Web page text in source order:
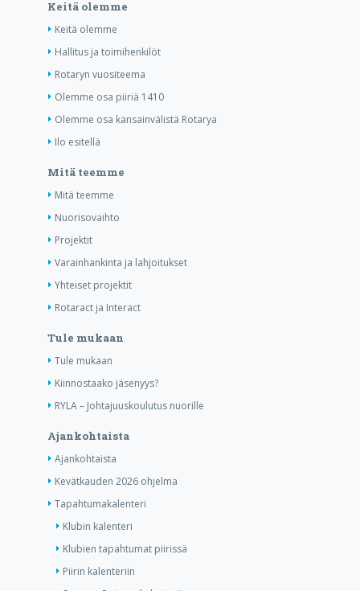
Keitä olemme
Keitä olemme
Hallitus ja toimihenkilöt
Rotaryn vuositeema
Olemme osa piiriä 1410
Olemme osa kansainvälistä Rotarya
Ilo esitellä
Mitä teemme
Mitä teemme
Nuorisovaihto
Projektit
Varainhankinta ja lahjoitukset
Yhteiset projektit
Rotaract ja Interact
Tule mukaan
Tule mukaan
Kiinnostaako jäsenyys?
RYLA – Johtajuuskoulutus nuorille
Ajankohtaista
Ajankohtaista
Kevätkauden 2026 ohjelma
Tapahtumakalenteri
Klubin kalenteri
Klubien tapahtumat piirissä
Piirin kalenteriin